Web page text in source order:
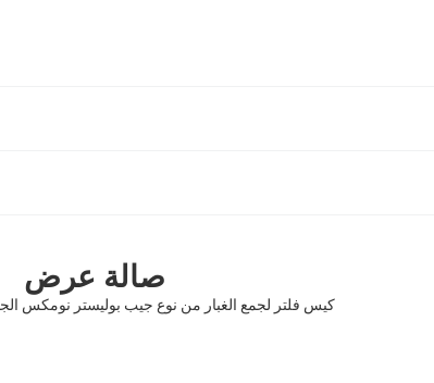
صالة عرض
كيس فلتر لجمع الغبار من نوع جيب بوليستر نومكس